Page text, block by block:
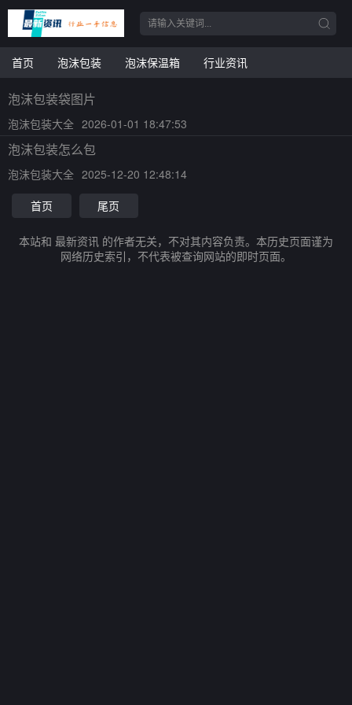
首页 泡沫包装 泡沫保温箱 行业资讯
泡沫包装袋图片
泡沫包装大全 2026-01-01 18:47:53
泡沫包装怎么包
泡沫包装大全 2025-12-20 12:48:14
首页
尾页
本站和 最新资讯 的作者无关，不对其内容负责。本历史页面谨为
网络历史索引，不代表被查询网站的即时页面。